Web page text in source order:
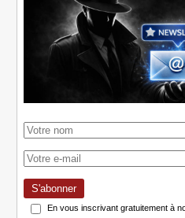
S'abonner
En vous inscrivant gratuitement à